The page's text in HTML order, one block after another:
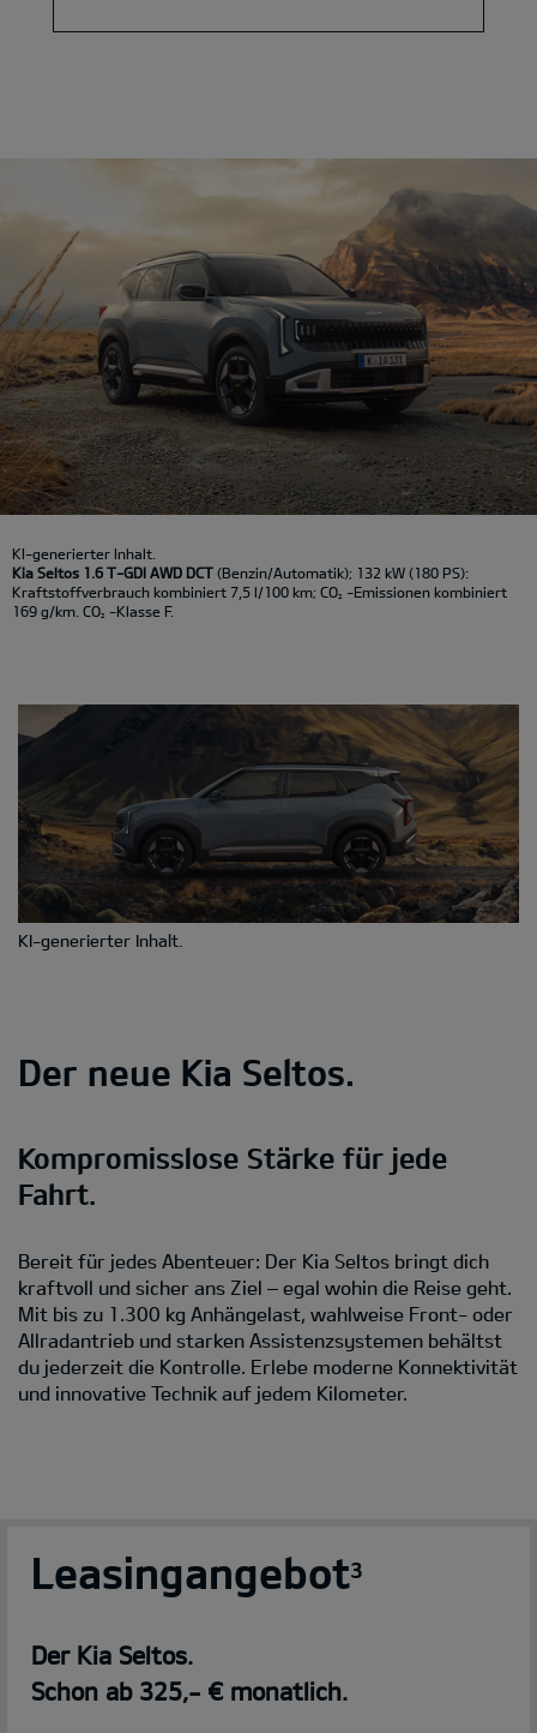
KI-generierter Inhalt.
Kia Seltos 1.6 T-GDI AWD DCT (Benzin/Automatik); 132 kW (180 PS):
Kraftstoffverbrauch kombiniert 7,5 l/100 km; CO2
-Emissionen kombiniert
169 g/km. CO2 -Klasse F.
KI-generierter Inhalt.
Der neue Kia Seltos.
Kompromisslose Stärke für jede
Fahrt.
Bereit für jedes Abenteuer: Der Kia Seltos bringt dich
kraftvoll und sicher ans Ziel – egal wohin die Reise geht.
Mit bis zu 1.300 kg Anhängelast, wahlweise Front- oder
Allradantrieb und starken Assistenzsystemen behältst
du jederzeit die Kontrolle. Erlebe moderne Konnektivität
und innovative Technik auf jedem Kilometer.
Leasingangebot3
Der Kia Seltos.
Schon ab 325,- € monatlich.